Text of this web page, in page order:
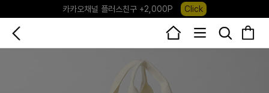
포레포레 앱 다운로드 +3,000P
Down
하우스오브캐러셀, 국내단독 프리오더(~8/10) Click